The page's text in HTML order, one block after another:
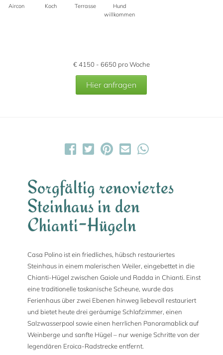
Aircon Koch Terrasse
Hund
willkommen
€4150 - 6650 pro Woche
Hier anfragen
Sorgfältig renoviertes
Steinhaus in den
Chianti-Hügeln
Casa Polino ist ein friedliches, hübsch restauriertes
Steinhaus in einem malerischen Weiler, eingebettet in die
Chianti-Hügel zwischen Gaiole und Radda in Chianti. Einst
eine traditionelle toskanische Scheune, wurde das
Ferienhaus über zwei Ebenen hinweg liebevoll restauriert
und bietet heute drei geräumige Schlafzimmer, einen
Salzwasserpool sowie einen herrlichen Panoramablick auf
Weinberge und sanfte Hügel – nur wenige Schritte von der
legendären Eroica-Radstrecke entfernt.